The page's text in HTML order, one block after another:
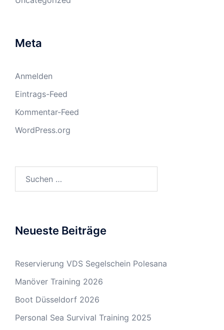
Meta
Anmelden
Eintrags-Feed
Kommentar-Feed
WordPress.org
Neueste Beiträge
Reservierung VDS Segelschein Polesana
Manöver Training 2026
Boot Düsseldorf 2026
Personal Sea Survival Training 2025